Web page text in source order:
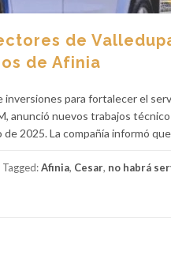
de
de Afinia
inversiones para fortalecer el
anunció nuevos trabajos
2025. La compañía informó
Tagged:Afinia, Cesar, no habrá